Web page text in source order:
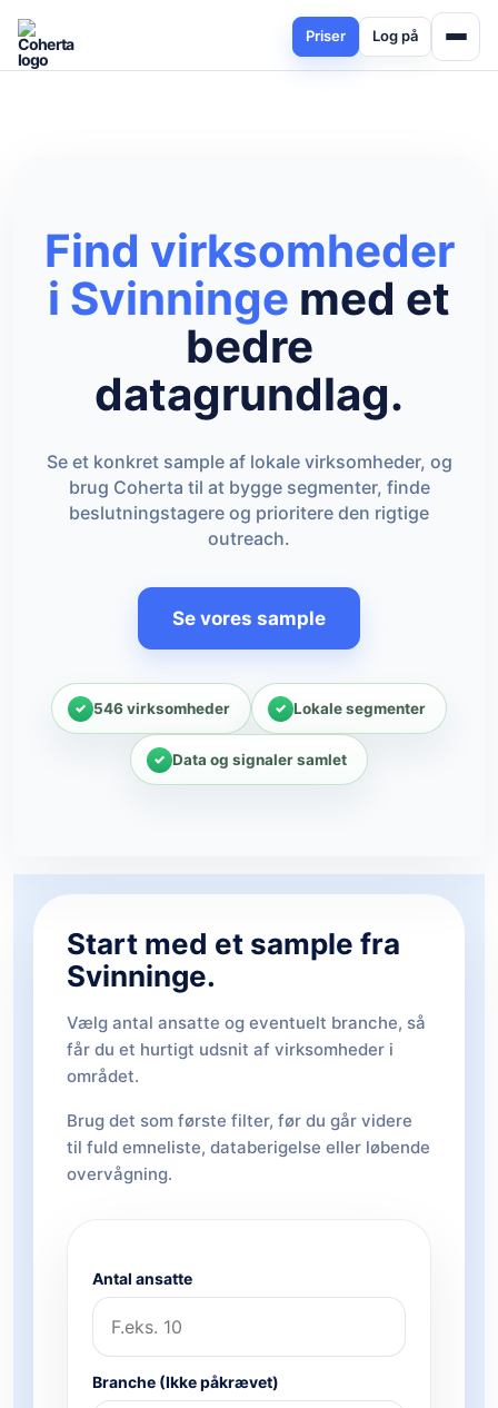
Priser Log på
Find virksomheder
i Svinninge med et
bedre
datagrundlag.
Se et konkret sample af lokale virksomheder, og
brug Coherta til at bygge segmenter, finde
beslutningstagere og prioritere den rigtige
outreach.
Se vores sample
546 virksomheder Lokale segmenter
Data og signaler samlet
Start med et sample fra
Svinninge.
Vælg antal ansatte og eventuelt branche, så
får du et hurtigt udsnit af virksomheder i
området.
Brug det som første filter, før du går videre
til fuld emneliste, databerigelse eller løbende
overvågning.
Antal ansatte
Branche (Ikke påkrævet)